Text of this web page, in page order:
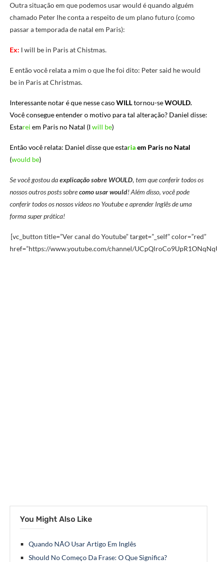
Outra situação em que podemos usar would é quando alguém
chamado Peter lhe conta a respeito de um plano futuro (como
passar a temporada de natal em Paris):
Ex: I will be in Paris at Chistmas.
E então você relata a mim o que lhe foi dito: Peter said he would
be in Paris at Christmas.
Interessante notar é que nesse casoWILLtornou-seWOULD.
Você consegue entendero motivo para tal alteração? Daniel disse:
Estarei em Paris no Natal (I will be)
Então você relata: Daniel disse que estariaem Paris no Natal
(would be)
Se você gostou daexplicação sobre WOULD, tem que conferir todos os
nossos outros posts sobrecomo usar would! Além disso, você pode
conferir todos os nossos vídeos no Youtube e aprender Inglês de uma
forma super prática!
[vc_button title=”Ver canal do Youtube” target=”_self” color=”red”
href=”https://www.youtube.com/channel/
You Might Also Like
Quando NÃO Usar Artigo Em Inglês
Should No Começo Da Frase: O Que Significa?